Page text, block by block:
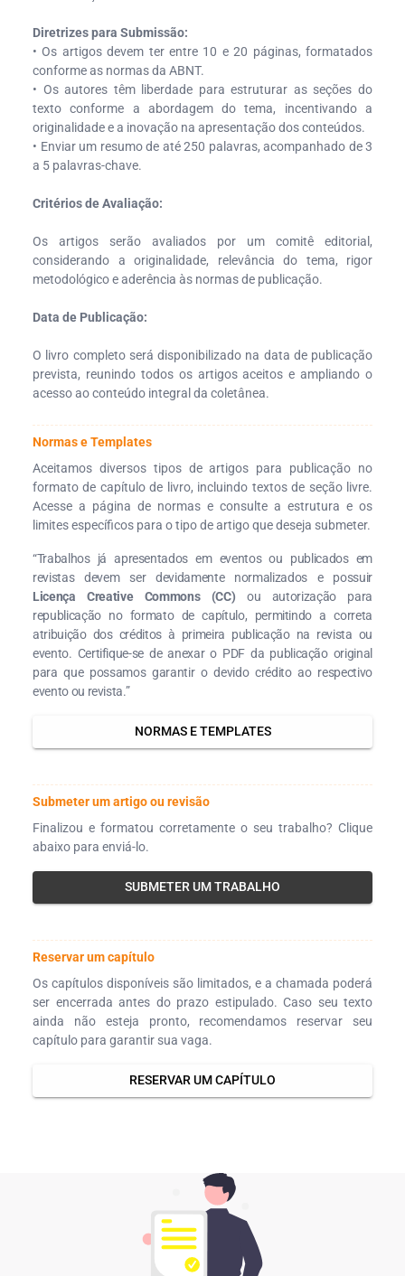
Diretrizes para Submissão:
• Os artigos devem ter entre 10 e 20 páginas, formatados
conforme as normas da ABNT.
• Os autores têm liberdade para estruturar as seções do
texto conforme a abordagem do tema, incentivando a
originalidade e a inovação na apresentação dos conteúdos.
• Enviar um resumo de até 250 palavras, acompanhado de 3
a 5 palavras-chave.
Critérios de Avaliação:
Os artigos serão avaliados por um comitê editorial,
considerando a originalidade, relevância do tema, rigor
metodológico e aderência às normas de publicação.
Data de Publicação:
O livro completo será disponibilizado na data de publicação
prevista, reunindo todos os artigos aceitos e ampliando o
acesso ao conteúdo integral da coletânea.
Normas e Templates
Aceitamos diversos tipos de artigos para publicação no
formato de capítulo de livro, incluindo textos de seção livre.
Acesse a página de normas e consulte a estrutura e os
limites específicos para o tipo de artigo que deseja submeter.
“Trabalhos já apresentados em eventos ou publicados em
revistas devem ser devidamente normalizados e possuir
Licença Creative Commons (CC) ou autorização para
republicação no formato de capítulo, permitindo a correta
atribuição dos créditos à primeira publicação na revista ou
evento. Certifique-se de anexar o PDF da publicação original
para que possamos garantir o devido crédito ao respectivo
evento ou revista.”
NORMAS E TEMPLATES
Submeter um artigo ou revisão
Finalizou e formatou corretamente o seu trabalho? Clique
abaixo para enviá-lo.
SUBMETER UM TRABALHO
Reservar um capítulo
Os capítulos disponíveis são limitados, e a chamada poderá
ser encerrada antes do prazo estipulado. Caso seu texto
ainda não esteja pronto, recomendamos reservar seu
capítulo para garantir sua vaga.
RESERVAR UM CAPÍTULO